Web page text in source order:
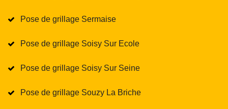
Pose de grillage Sermaise
Pose de grillage Soisy Sur Ecole
Pose de grillage Soisy Sur Seine
Pose de grillage Souzy La Briche